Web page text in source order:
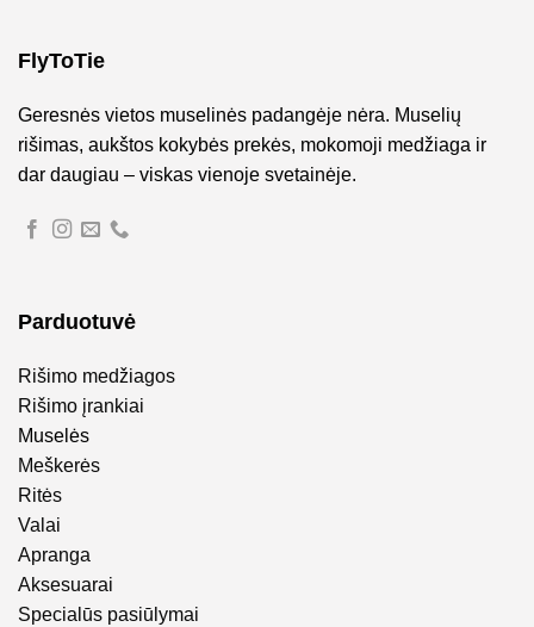
FlyToTie
Geresnės vietos muselinės padangėje nėra. Muselių
rišimas, aukštos kokybės prekės, mokomoji medžiaga ir
dar daugiau – viskas vienoje svetainėje.
Parduotuvė
Rišimo medžiagos
Rišimo įrankiai
Muselės
Meškerės
Ritės
Valai
Apranga
Aksesuarai
Specialūs pasiūlymai